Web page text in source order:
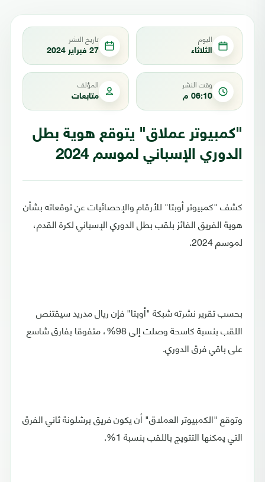
اليوم
الثلاثاء
تاريخ النشر
27 فبراير 2024
وقت النشر
06:10 م
المؤلف
متابعات
"كمبيوتر عملاق" يتوقع هوية بطل
الدوري الإسباني لموسم 2024
كشف "كمبيوتر أوبتا" للأرقام والإحصائيات عن توقعاته بشأن
هوية الفريق الفائز بلقب بطل الدوري الإسباني لكرة القدم،
لموسم 2024.
بحسب تقرير نشرته شبكة "أوبتا" فإن ريال مدريد سيقتنص
اللقب بنسبة كاسحة وصلت إلى 98%، متفوقا بفارق شاسع
على باقي فرق الدوري.
وتوقع "الكمبيوتر العملاق" أن يكون فريق برشلونة ثاني الفرق
التي يمكنها التتويج باللقب بنسبة 1%.